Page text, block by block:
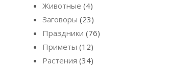
Животные (4)
Заговоры (23)
Праздники (76)
Приметы (12)
Растения (34)